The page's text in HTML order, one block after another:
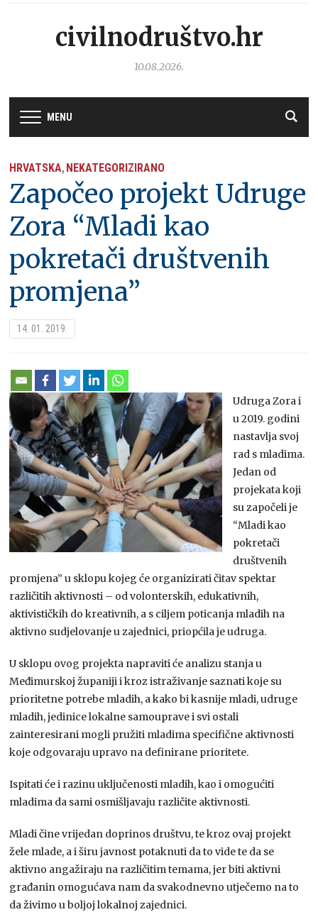
civilnodruštvo.hr
10.08.2026.
MENU
HRVATSKA, NEKATEGORIZIRANO
Započeo projekt Udruge
Zora “Mladi kao
pokretači društvenih
promjena”
14. 01. 2019.
Udruga Zora i
u 2019. godini
nastavlja svoj
rad s mladima.
Jedan od
projekata koji
su započeli je
“Mladi kao
pokretači
društvenih
promjena” u sklopu kojeg će organizirati čitav spektar
različitih aktivnosti – od volonterskih, edukativnih,
aktivističkih do kreativnih, a s ciljem poticanja mladih na
aktivno sudjelovanje u zajednici, priopćila je udruga.
U sklopu ovog projekta napraviti će analizu stanja u
Međimurskoj županiji i kroz istraživanje saznati koje su
prioritetne potrebe mladih, a kako bi kasnije mladi, udruge
mladih, jedinice lokalne samouprave i svi ostali
zainteresirani mogli pružiti mladima specifične aktivnosti
koje odgovaraju upravo na definirane prioritete.
Ispitati će i razinu uključenosti mladih, kao i omogućiti
mladima da sami osmišljavaju različite aktivnosti.
Mladi čine vrijedan doprinos društvu, te kroz ovaj projekt
žele mlade, a i širu javnost potaknuti da to vide te da se
aktivno angažiraju na različitim temama, jer biti aktivni
građanin omogućava nam da svakodnevno utječemo na to
da živimo u boljoj lokalnoj zajednici.